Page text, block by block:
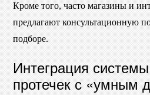
Кроме того, часто магазины и
предлагают консультационную
подборе.
Интеграция
протечек с «умным